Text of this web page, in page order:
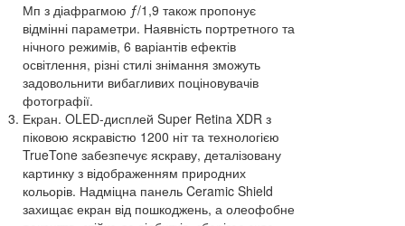
Мп з діафрагмою ƒ/1,9 також пропонує
відмінні параметри. Наявність портретного та
нічного режимів, 6 варіантів ефектів
освітлення, різні стилі знімання зможуть
задовольнити вибагливих поціновувачів
фотографії.
Екран. OLED-дисплей Super Retina XDR з
піковою яскравістю 1200 ніт та технологією
TrueTone забезпечує яскраву, деталізовану
картинку з відображенням природних
кольорів. Надміцна панель Ceramic Shield
захищає екран від пошкоджень, а олеофобне